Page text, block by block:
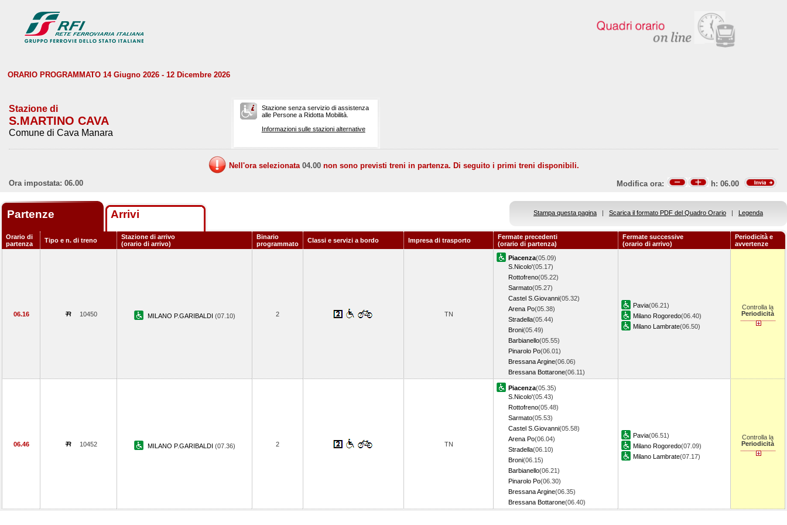
ORARIO PROGRAMMATO 14 Giugno 2026 - 12 Dicembre 2026
Stazione di
S.MARTINO CAVA
Comune di Cava Manara
Stazione senza servizio di assistenza
alle Persone a Ridotta Mobilità.
Informazioni sulle stazioni alternative
Nell'ora selezionata 04.00 non sono previsti treni in partenza. Di seguito i primi treni disponibili.
Ora impostata: 06.00
Modifica ora: h: 06.00
Partenze Arrivi Stampa questa pagina | Scarica il formato PDF del Quadro Orario | Legenda
Orario di
partenza
Tipo e n. di treno
Stazione di arrivo
(orario di arrivo)
Binario
programmato
Classi e servizi a bordo Impresa di trasporto
Fermate precedenti
(orario di partenza)
Fermate successive
(orario di arrivo)
Periodicità e
avvertenze
06.16 10450 MILANO P.GARIBALDI (07.10) 2 TN
Piacenza(05.09)
S.Nicolo'(05.17)
Rottofreno(05.22)
Sarmato(05.27)
Castel S.Giovanni(05.32)
Arena Po(05.38)
Stradella(05.44)
Broni(05.49)
Barbianello(05.55)
Pinarolo Po(06.01)
Bressana Argine(06.06)
Bressana Bottarone(06.11)
Pavia(06.21)
Milano Rogoredo(06.40)
Milano Lambrate(06.50)
Controlla la
Periodicità
06.46 10452 MILANO P.GARIBALDI (07.36) 2 TN
Piacenza(05.35)
S.Nicolo'(05.43)
Rottofreno(05.48)
Sarmato(05.53)
Castel S.Giovanni(05.58)
Arena Po(06.04)
Stradella(06.10)
Broni(06.15)
Barbianello(06.21)
Pinarolo Po(06.30)
Bressana Argine(06.35)
Bressana Bottarone(06.40)
Pavia(06.51)
Milano Rogoredo(07.09)
Milano Lambrate(07.17)
Controlla la
Periodicità